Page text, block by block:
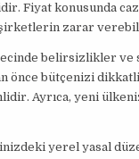
Fiyat konusunda
zarar
belirsizlikler
önce bütçenizi
Ayrıca, yeni
yerel yasal